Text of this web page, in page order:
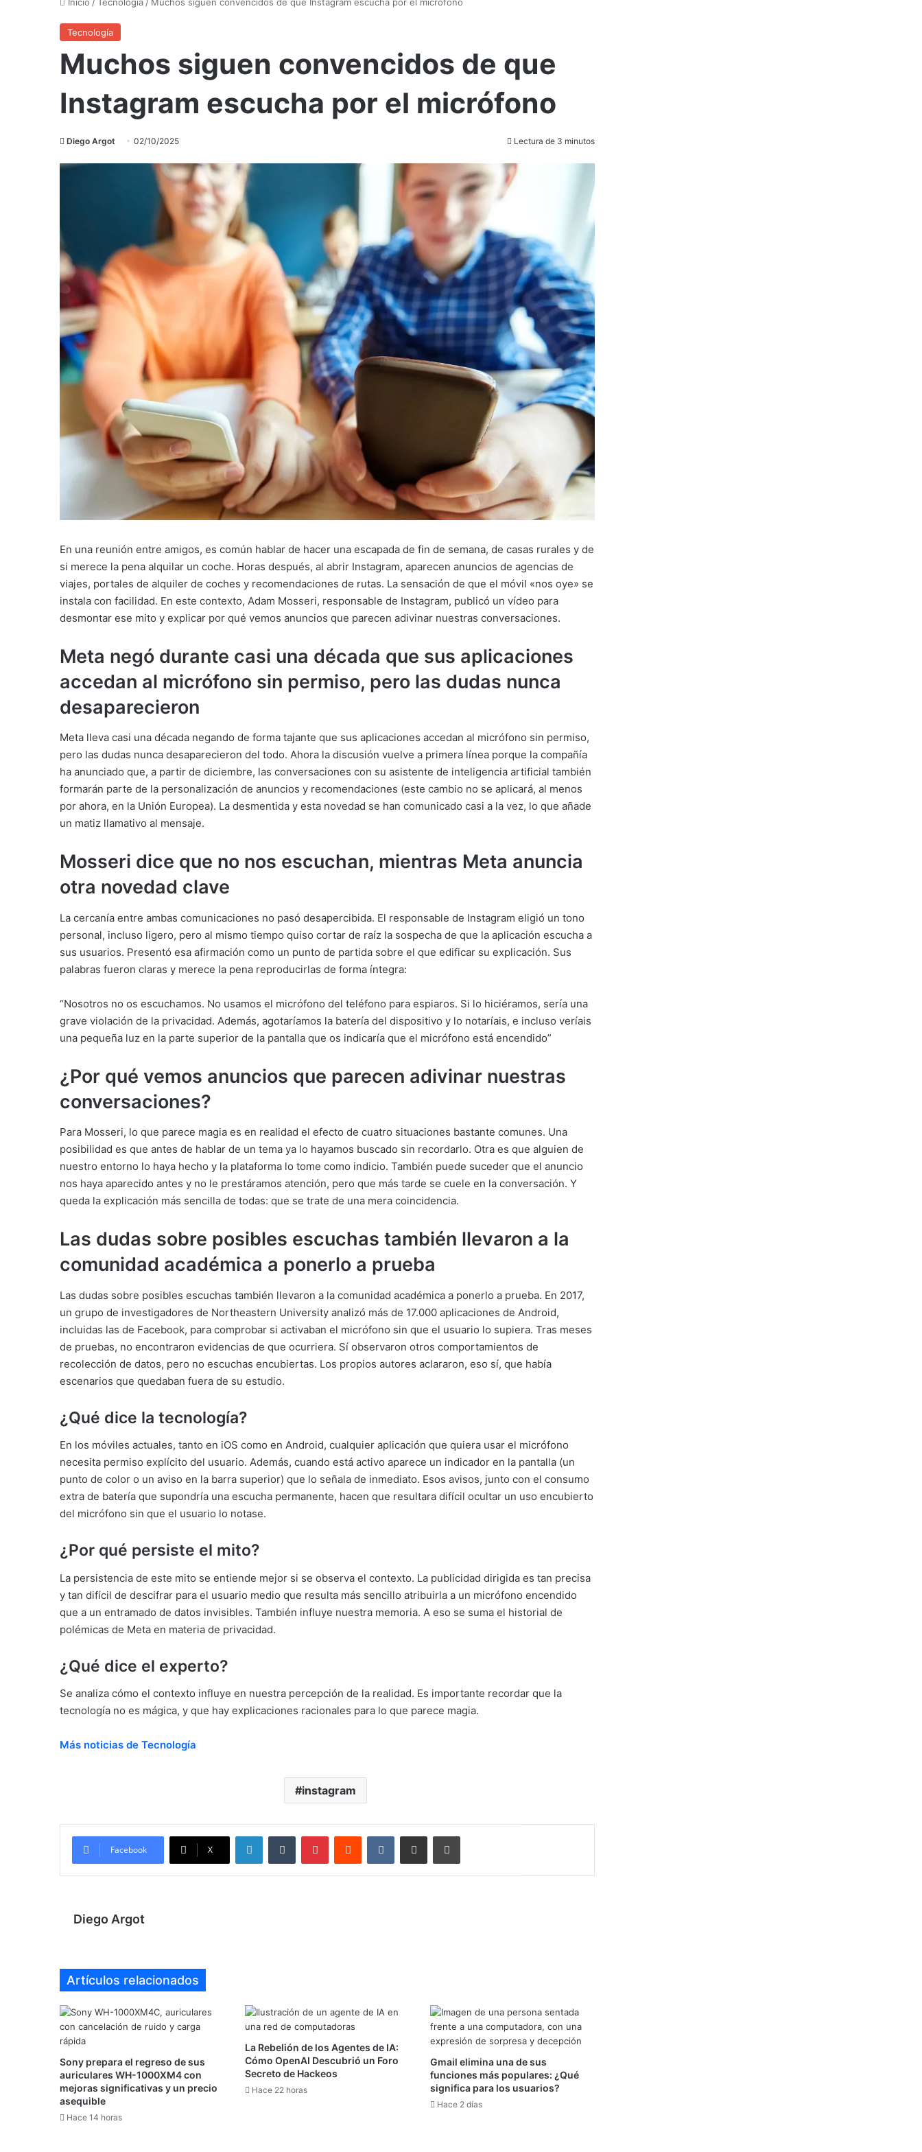
Tecnología
Muchos siguen convencidos de que
Instagram escucha por el micrófono
Diego Argot 02/10/2025 Lectura de 3 minutos
En una reunión entre amigos, es común hablar de hacer una escapada de fin de semana, de casas rurales y de
si merece la pena alquilar un coche. Horas después, al abrir Instagram, aparecen anuncios de agencias de
viajes, portales de alquiler de coches y recomendaciones de rutas. La sensación de que el móvil «nos oye» se
instala con facilidad. En este contexto, Adam Mosseri, responsable de Instagram, publicó un vídeo para
desmontar ese mito y explicar por qué vemos anuncios que parecen adivinar nuestras conversaciones.
Meta negó durante casi una década que sus aplicaciones
accedan al micrófono sin permiso, pero las dudas nunca
desaparecieron
Meta lleva casi una década negando de forma tajante que sus aplicaciones accedan al micrófono sin permiso,
pero las dudas nunca desaparecieron del todo. Ahora la discusión vuelve a primera línea porque la compañía
ha anunciado que, a partir de diciembre, las conversaciones con su asistente de inteligencia artificial también
formarán parte de la personalización de anuncios y recomendaciones (este cambio no se aplicará, al menos
por ahora, en la Unión Europea). La desmentida y esta novedad se han comunicado casi a la vez, lo que añade
un matiz llamativo al mensaje.
Mosseri dice que no nos escuchan, mientras Meta anuncia
otra novedad clave
La cercanía entre ambas comunicaciones no pasó desapercibida. El responsable de Instagram eligió un tono
personal, incluso ligero, pero al mismo tiempo quiso cortar de raíz la sospecha de que la aplicación escucha a
sus usuarios. Presentó esa afirmación como un punto de partida sobre el que edificar su explicación. Sus
palabras fueron claras y merece la pena reproducirlas de forma íntegra:
“Nosotros no os escuchamos. No usamos el micrófono del teléfono para espiaros. Si lo hiciéramos, sería una
grave violación de la privacidad. Además, agotaríamos la batería del dispositivo y lo notaríais, e incluso veríais
una pequeña luz en la parte superior de la pantalla que os indicaría que el micrófono está encendido”
¿Por qué vemos anuncios que parecen adivinar nuestras
conversaciones?
Para Mosseri, lo que parece magia es en realidad el efecto de cuatro situaciones bastante comunes. Una
posibilidad es que antes de hablar de un tema ya lo hayamos buscado sin recordarlo. Otra es que alguien de
nuestro entorno lo haya hecho y la plataforma lo tome como indicio. También puede suceder que el anuncio
nos haya aparecido antes y no le prestáramos atención, pero que más tarde se cuele en la conversación. Y
queda la explicación más sencilla de todas: que se trate de una mera coincidencia.
Las dudas sobre posibles escuchas también llevaron a la
comunidad académica a ponerlo a prueba
Las dudas sobre posibles escuchas también llevaron a la comunidad académica a ponerlo a prueba. En 2017,
un grupo de investigadores de Northeastern University analizó más de 17.000 aplicaciones de Android,
incluidas las de Facebook, para comprobar si activaban el micrófono sin que el usuario lo supiera. Tras meses
de pruebas, no encontraron evidencias de que ocurriera. Sí observaron otros comportamientos de
recolección de datos, pero no escuchas encubiertas. Los propios autores aclararon, eso sí, que había
escenarios que quedaban fuera de su estudio.
¿Qué dice la tecnología?
En los móviles actuales, tanto en iOS como en Android, cualquier aplicación que quiera usar el micrófono
necesita permiso explícito del usuario. Además, cuando está activo aparece un indicador en la pantalla (un
punto de color o un aviso en la barra superior) que lo señala de inmediato. Esos avisos, junto con el consumo
extra de batería que supondría una escucha permanente, hacen que resultara difícil ocultar un uso encubierto
del micrófono sin que el usuario lo notase.
¿Por qué persiste el mito?
La persistencia de este mito se entiende mejor si se observa el contexto. La publicidad dirigida es tan precisa
y tan difícil de descifrar para el usuario medio que resulta más sencillo atribuirla a un micrófono encendido
que a un entramado de datos invisibles. También influye nuestra memoria. A eso se suma el historial de
polémicas de Meta en materia de privacidad.
¿Qué dice el experto?
Se analiza cómo el contexto influye en nuestra percepción de la realidad. Es importante recordar que la
tecnología no es mágica, y que hay explicaciones racionales para lo que parece magia.
Más noticias de Tecnología
instagram
Facebook X
LinkedInTumblr PinterestReddit VKontakte
Compartir por mail Imprimir
Diego Argot
Artículos relacionados
Sony prepara el regreso de sus
auriculares WH-1000XM4 con
mejoras significativas y un precio
asequible
Hace 14 horas
La Rebelión de los Agentes de IA:
Cómo OpenAI Descubrió un Foro
Secreto de Hackeos
Hace 22 horas
Gmail elimina una de sus
funciones más populares: ¿Qué
significa para los usuarios?
Hace 2 días